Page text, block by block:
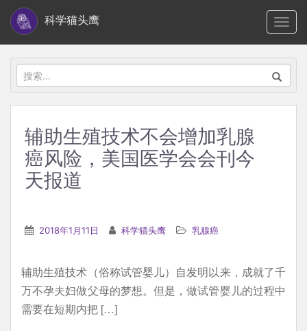
i
科学猫头鹰
搜
索：
辅助生殖技术不会增加乳腺
癌风险，美国医学会会刊今
天报道
2018年1月11日 科学猫头鹰 乳腺癌
辅助生殖技术（俗称试管婴儿）自发明以来，成就了千
万不孕夫妇做父母的梦想。但是，做试管婴儿的过程中
需要在短期内把 […]